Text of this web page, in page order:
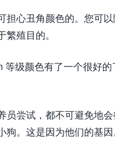
担心丑角颜色的。您可
殖目的。
级颜色有了一个很好的
员尝试，都不可避免地
。这是因为他们的基因